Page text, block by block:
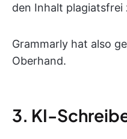
den Inhalt plagiatsfrei
Grammarly hat also
Oberhand.
3. KI-